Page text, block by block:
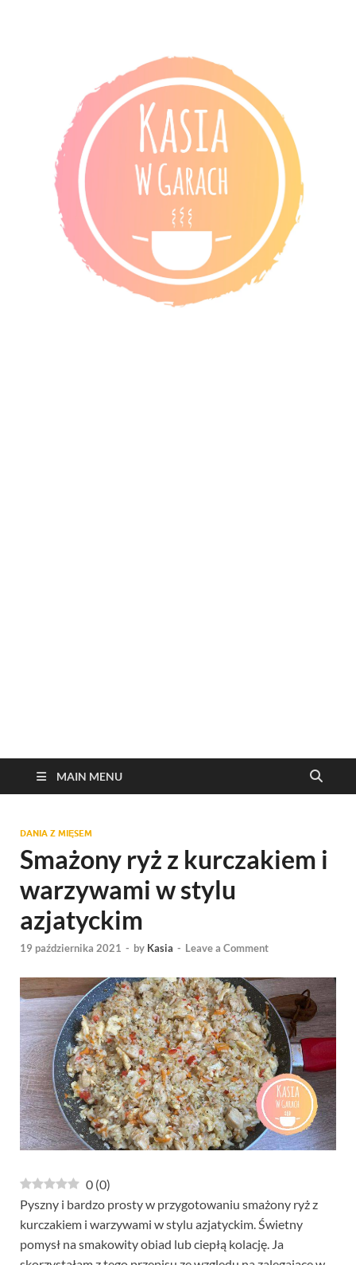
MAIN MENU
DANIA Z MIĘSEM
Smażony ryż z kurczakiem i
warzywami w stylu
azjatyckim
19 października 2021 - by Kasia - Leave a Comment
0 (0)
Pyszny i bardzo prosty w przygotowaniu smażony ryż z
kurczakiem i warzywami w stylu azjatyckim. Świetny
pomysł na smakowity obiad lub ciepłą kolację. Ja